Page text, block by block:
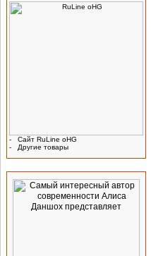
-
Сайт RuLine oHG
-
Другие товары